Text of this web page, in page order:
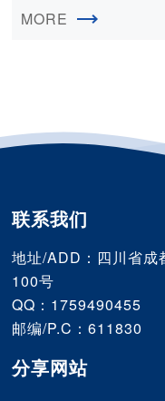
确研判历史最好的水
大提升、水发集团平
大提升、机构职能队
劲，加强统筹协调，
为加快推进“三年上台
凝聚多方合力，全面
是强化政治引领，在
转化与做好当前工作
见性和创造性，让理
动力。二要强化组织
施省委年轻干部红色
因，全面部署年末预
部门预算编制工作。
算执行的主要症结，
成”的定力，切实找准
进度。郭亨孝强调，
又是水利高质量发展“
我厅拟将2023年确定
预算资金执行进度和
夫：一要提高思想认
题，实际反映的是工
执行能力的问题。各
预算管理意识，做到
位主要负责人要负总
MORE
联系我们
地址/ADD：四川省成
100号
QQ：1759490455
邮编/P.C：611830
分享网站